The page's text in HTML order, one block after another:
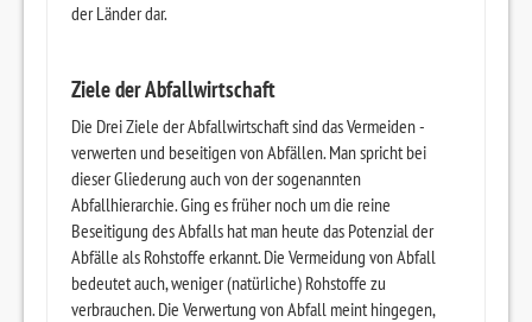
der Länder dar.
Ziele der Abfallwirtschaft
Die Drei Ziele der Abfallwirtschaft sind das Vermeiden -
verwerten und beseitigen von Abfällen. Man spricht bei
dieser Gliederung auch von der sogenannten
Abfallhierarchie. Ging es früher noch um die reine
Beseitigung des Abfalls hat man heute das Potenzial der
Abfälle als Rohstoffe erkannt. Die Vermeidung von Abfall
bedeutet auch, weniger (natürliche) Rohstoffe zu
verbrauchen. Die Verwertung von Abfall meint hingegen,